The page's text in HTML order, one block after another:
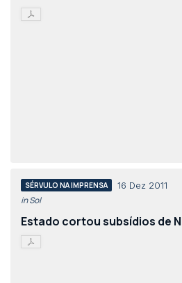
SÉRVULO NA IMPRENSA 16 Dez 2011
in Sol
Estado cortou subsídios de